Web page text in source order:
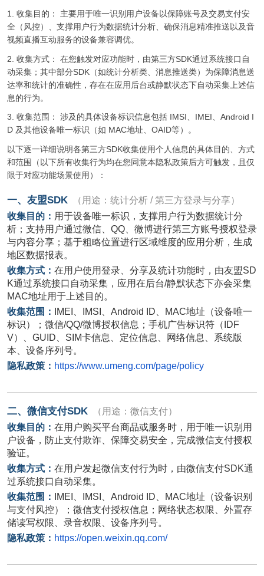
1. 收集目的： 主要用于唯一识别用户设备以保障账号及交易支付安
全（风控）、支撑用户行为数据统计分析、确保消息精准推送以及音
视频直播互动服务的设备兼容调优。
2. 收集方式： 在您触发对应功能时，由第三方SDK通过系统接口自
动采集；其中部分SDK（如统计分析类、消息推送类）为保障消息送
达率和统计的准确性，存在在应用后台或静默状态下自动采集上述信
息的行为。
3. 收集范围： 涉及的具体设备标识信息包括 IMSI、IMEI、Android I
D 及其他设备唯一标识（如 MAC地址、OAID等）。
以下逐一详细说明各第三方SDK收集使用个人信息的具体目的、方式
和范围（以下所有收集行为均在您同意本隐私政策后方可触发，且仅
限于对应功能场景使用）：
一、友盟SDK （用途：统计分析 /第三方登录与分享）
收集目的： 用于设备唯一标识，支撑用户行为数据统计分
析；支持用户通过微信、 QQ 、微博进行第三方账号授权登录
与内容分享；基于粗略位置进行区域维度的应用分析，生成
地区数据报表。
收集方式： 在用户使用登录、分享及统计功能时，由友盟SD
K通过系统接口自动采集，应用在后台/静默状态下亦会采集
MAC地址用于上述目的。
收集范围：
IMEI IMSI Android ID MAC地址（设备唯一
标识）；微信/QQ/微博授权信息；手机广告标识符（ IDF
V）、 GUID SIM卡信息、定位信息、网络信息、系统版
本、设备序列号。
隐私政策： https://www.umeng.com/page/policy
二、微信支付SDK
（用途：微信支付）
收集目的： 在用户购买平台商品或服务时，用于唯一识别用
户设备，防止支付欺诈、保障交易安全，完成微信支付授权
验证。
收集方式： 在用户发起微信支付行为时，由微信支付SDK通
过系统接口自动采集。
收集范围：
IMEI IMSI Android ID MAC地址（设备识别
与支付风控）；微信支付授权信息；网络状态权限、外置存
储读写权限、录音权限、设备序列号。
隐私政策： https://open.weixin.qq.com/